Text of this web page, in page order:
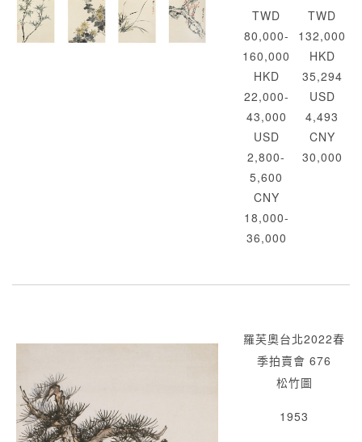
TWD
80,000-
160,000
HKD
22,000-
43,000
USD
2,800-
5,600
CNY
18,000-
36,000
TWD
132,000
HKD
35,294
USD
4,493
CNY
30,000
羅芙奧台北2022春
季拍賣會 676
松竹圖
1953